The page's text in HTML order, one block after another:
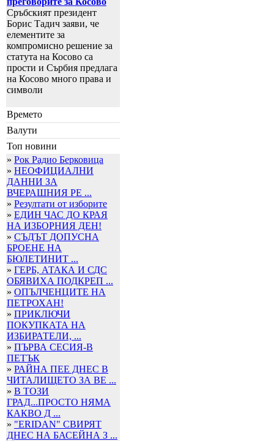
Сръбският президент
Борис Тадич заяви, че
елементите за
компромисно решение за
статута на Косово са
прости и Сърбия предлага
на Косово много права и
символи
Времето
Валути
Топ новини
» Рок Радио Берковица
» НЕОФИЦИАЛНИ
ДАННИ ЗА
ВЧЕРАШНИЯ РЕ ...
» Резултати от изборите
» ЕДИН ЧАС ДО КРАЯ
НА ИЗБОРНИЯ ДЕН!
» СЪДЪТ ДОПУСНА
БРОЕНЕ НА
БЮЛЕТИНИТ ...
» ГЕРБ, АТАКА И СДС
ОБЯВИХА ПОДКРЕП ...
» ОПЪЛЧЕНЦИТЕ НА
ПЕТРОХАН!
» ПРИКЛЮЧИ
ПОКУПКАТА НА
ИЗБИРАТЕЛИ, ...
» ПЪРВА СЕСИЯ-В
ПЕТЪК
» РАЙНА ПЕЕ ДНЕС В
ЧИТАЛИЩЕТО ЗА ВЕ ...
» В ТОЗИ
ГРАД...ПРОСТО НЯМА
КАКВО Д ...
» "ERIDAN" СВИРЯТ
ДНЕС НА БАСЕЙНА З ...